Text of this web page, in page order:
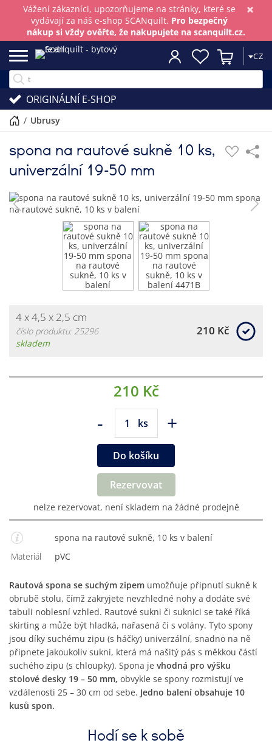
×
Vážení zákazníci, upozorňujeme na stránky, které se
vydávají za náš e-shop SCANquilt. Pro bezpečný
nákup si vždy ověřte, že nakupujete na scanquilt.cz.
CZ
ORIGINÁLNÍ E-SHOP
/ ubrusy
spona na rautové sukně 10 ks,
univerzální 19-50 mm
4 x 4,5 x 2,5 cm
číslo produktu: 25296
skladem
210 Kč
210 Kč
- ks +
Do košíku
Rezervovat
nelze rezervovat, není skladem na žádné prodejně
spona na rautové sukně, 10 ks v balení
Materiál
PVC
Rautová spona se suchým zipem umožňuje připnutí sukně k
obrubě stolu, čímž zakryjete nevzhledné nohy a dodáte své
tabuli noblesní vzhled. Rautové sukni či suknici se také říká
skirting a může být hladká, nařasená či s volány. Tyto spony
jsou díky suchému zipu (s háčky) univerzální, snadno na ně
připnete jakoukoliv sukni, která má našitý pás s měkkou částí
suchého zipu (s chloupky). Spona je vhodná pro výšku
stolové desky 19 – 50 mm, obvykle se spony rozmisťují ve
vzdálenosti 25 – 30 cm od sebe. Jedno balení obsahuje 10
kusů spon.
Hodí se k sobě